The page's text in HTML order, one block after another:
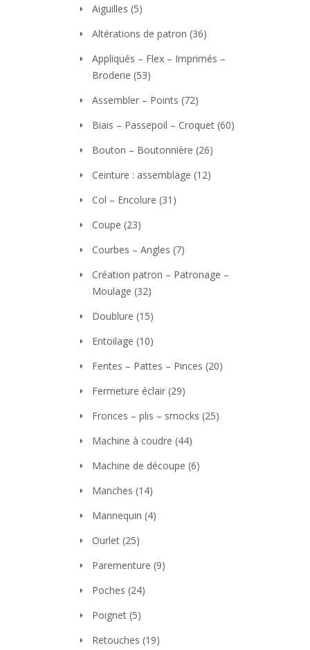
Aiguilles (5)
Altérations de patron (36)
Appliqués – Flex – Imprimés –
Broderie (53)
Assembler – Points (72)
Biais – Passepoil – Croquet (60)
Bouton – Boutonnière (26)
Ceinture : assemblage (12)
Col – Encolure (31)
Coupe (23)
Courbes – Angles (7)
Création patron – Patronage –
Moulage (32)
Doublure (15)
Entoilage (10)
Fentes – Pattes – Pinces (20)
Fermeture éclair (29)
Fronces – plis – smocks (25)
Machine à coudre (44)
Machine de découpe (6)
Manches (14)
Mannequin (4)
Ourlet (25)
Parementure (9)
Poches (24)
Poignet (5)
Retouches (19)